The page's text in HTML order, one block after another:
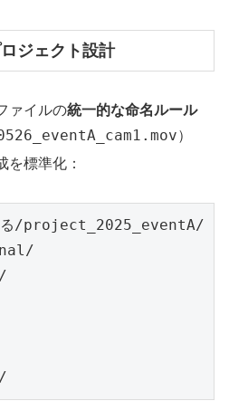
ジェクト設計
ァイルの統一的な命名ルール
）
を標準化：
/project_2025_eventA/